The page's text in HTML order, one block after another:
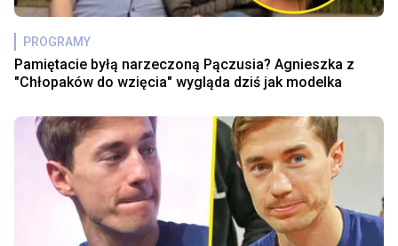
PROGRAMY
Pamiętacie byłą narzeczoną Pączusia? Agnieszka z
"Chłopaków do wzięcia" wygląda dziś jak modelka